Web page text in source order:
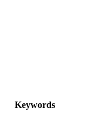
Keywords